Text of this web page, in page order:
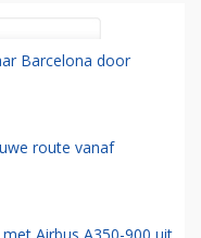
Barcelona door
route vanaf